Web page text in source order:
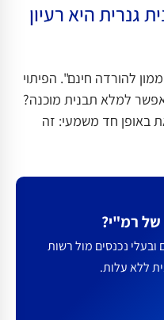
גנרית היא רעיון
להורדה חינם". הפיתוי
למלא תבנית מוכנה?
באופן חד משמעי: זה
של רמ"י?
נכנסים מול רשות
ללא עלות.